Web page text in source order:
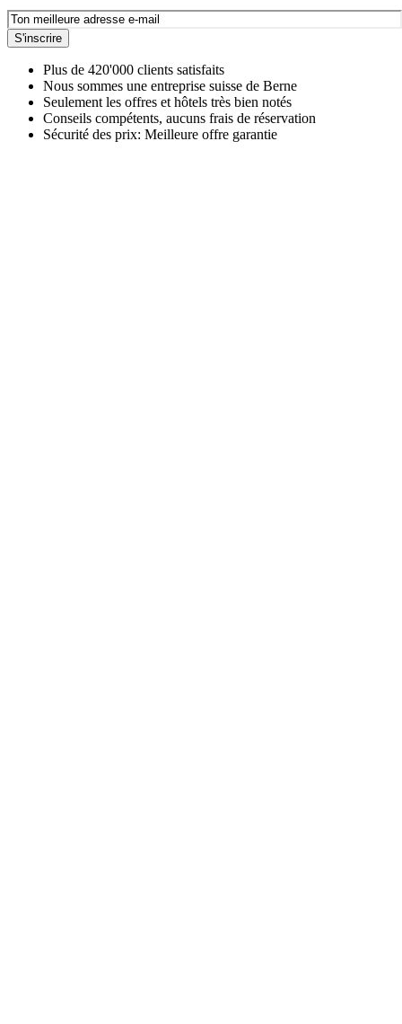
S'inscrire
Plus de 420'000 clients satisfaits
Nous sommes une entreprise suisse de Berne
Seulement les offres et hôtels très bien notés
Conseils compétents, aucuns frais de réservation
Sécurité des prix: Meilleure offre garantie